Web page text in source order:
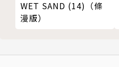
WET SAND (14)（條
漫版）